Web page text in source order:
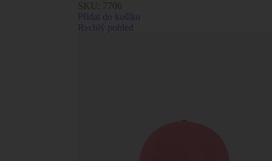
SKU: 7706
Přidat do košíku
Rychlý pohled